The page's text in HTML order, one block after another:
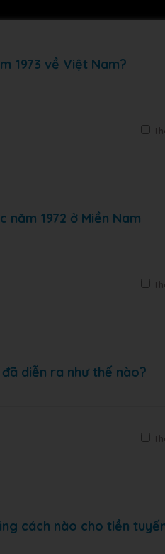
1973 về Việt Nam?
1972 ở Miền Nam
diễn ra như thế nào?
cách nào cho tiền